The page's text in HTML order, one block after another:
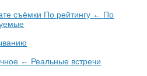
съёмки По рейтингу ← По
← Реальные встречи